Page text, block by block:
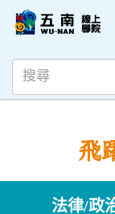
飛
法律/政